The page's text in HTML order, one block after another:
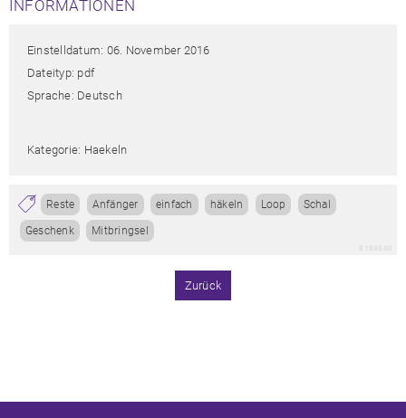
INFORMATIONEN
Einstelldatum: 06. November 2016
Dateityp: pdf
Sprache: Deutsch
Kategorie: Haekeln
Reste Anfänger einfach häkeln Loop Schal
Geschenk Mitbringsel
Zurück